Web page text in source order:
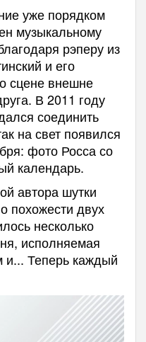
уже порядком
музыкальному
рэперу из
и его
сцене внешне
В 2011 году
соединить
на свет появился
фото Росса со
календарь.
автора шутки
похожести двух
несколько
исполняемая
Теперь каждый